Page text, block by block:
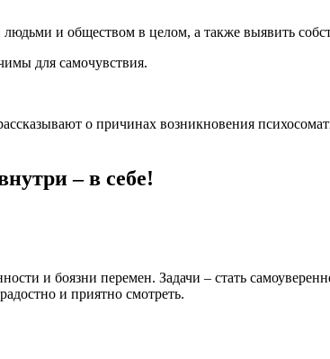
и обществом в целом, а также выявить
для самочувствия.
о причинах возникновения
– в себе!
и боязни перемен. Задачи – стать
и приятно смотреть.